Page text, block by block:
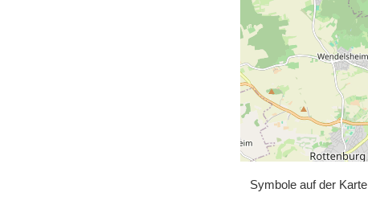
Symbole auf der Karte